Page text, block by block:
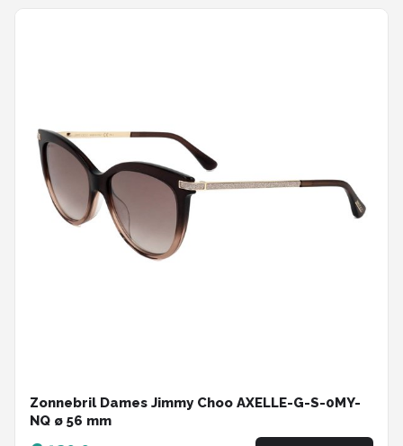
Zonnebril Dames Jimmy Choo AXELLE-G-S-0MY-
NQ ø 56 mm